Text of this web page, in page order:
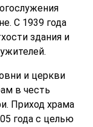
С 1939 года
здания и
и церкви
в честь
Приход храма
года с целью